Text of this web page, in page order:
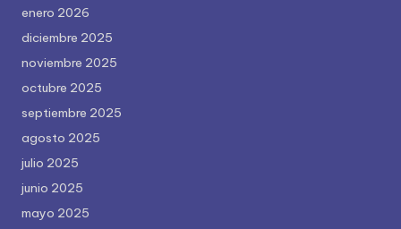
enero 2026
diciembre 2025
noviembre 2025
octubre 2025
septiembre 2025
agosto 2025
julio 2025
junio 2025
mayo 2025